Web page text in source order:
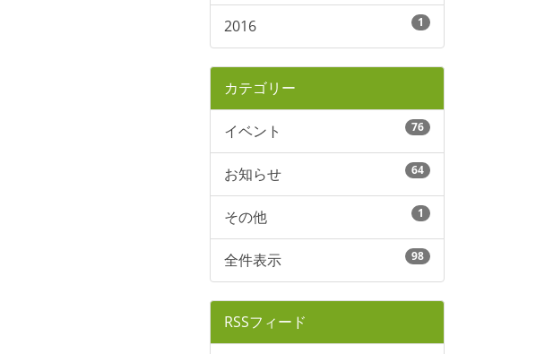
2016 1
カテゴリー
イベント 76
お知らせ 64
その他 1
全件表示 98
RSSフィード